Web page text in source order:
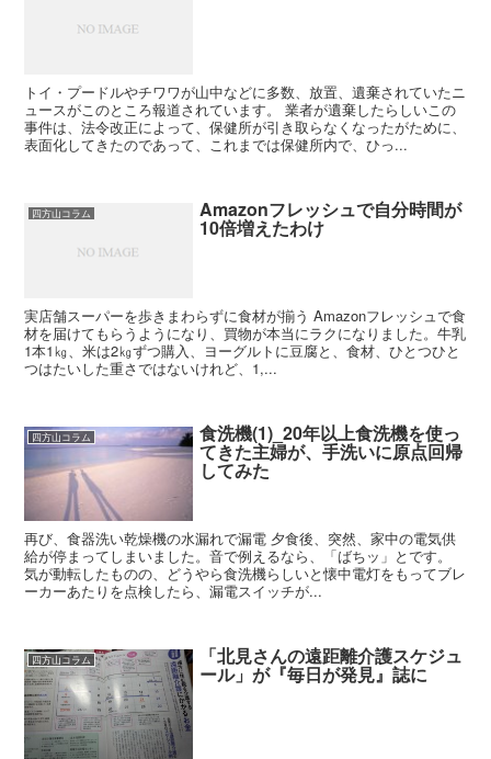
トイ・プードルやチワワが山中などに多数、放置、遺棄されていたニ
ュースがこのところ報道されています。 業者が遺棄したらしいこの
事件は、法令改正によって、保健所が引き取らなくなったがために、
表面化してきたのであって、これまでは保健所内で、ひっ...
四方山コラム Amazonフレッシュで自分時間が
10倍増えたわけ
実店舗スーパーを歩きまわらずに食材が揃う Amazonフレッシュで食
材を届けてもらうようになり、買物が本当にラクになりました。牛乳
1本1㎏、米は2㎏ずつ購入、ヨーグルトに豆腐と、食材、ひとつひと
つはたいした重さではないけれど、1,...
四方山コラム 食洗機(1)_20年以上食洗機を使っ
てきた主婦が、手洗いに原点回帰
してみた
再び、食器洗い乾燥機の水漏れで漏電 夕食後、突然、家中の電気供
給が停まってしまいました。音で例えるなら、「ばちッ」とです。
気が動転したものの、どうやら食洗機らしいと懐中電灯をもってブレ
ーカーあたりを点検したら、漏電スイッチが...
四方山コラム 「北見さんの遠距離介護スケジュ
ール」が『毎日が発見』誌に